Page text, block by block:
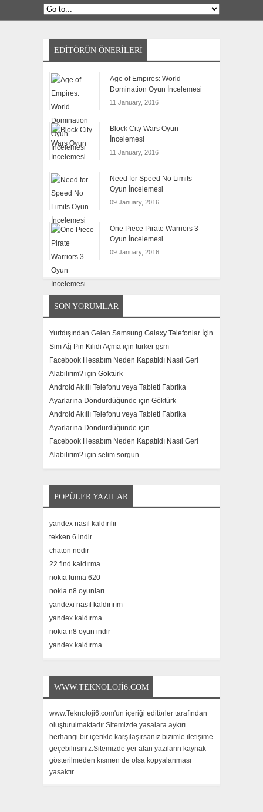
EDITÖRÜN ÖNERILERI
Age of Empires: World
Domination Oyun İncelemesi
11 January, 2016
Block City Wars Oyun
İncelemesi
11 January, 2016
Need for Speed No Limits
Oyun İncelemesi
09 January, 2016
One Piece Pirate Warriors 3
Oyun İncelemesi
09 January, 2016
SON YORUMLAR
Yurtdışından Gelen Samsung Galaxy Telefonlar İçin
Sim Ağ Pin Kilidi Açma için turker gsm
Facebook Hesabım Neden Kapatıldı Nasıl Geri
Alabilirim? için Göktürk
Android Akıllı Telefonu veya Tableti Fabrika
Ayarlarına Döndürdüğünde için Göktürk
Android Akıllı Telefonu veya Tableti Fabrika
Ayarlarına Döndürdüğünde için ......
Facebook Hesabım Neden Kapatıldı Nasıl Geri
Alabilirim? için selim sorgun
POPÜLER YAZILAR
yandex nasıl kaldırılır
tekken 6 indir
chaton nedir
22 find kaldırma
nokıa lumıa 620
nokia n8 oyunları
yandexi nasıl kaldırırım
yandex kaldırma
nokia n8 oyun indir
yandex kaldırma
WWW.TEKNOLOJI6.COM
www.Teknoloji6.com'un içeriği editörler tarafından
oluşturulmaktadır.Sitemizde yasalara aykırı
herhangi bir içerikle karşılaşırsanız bizimle iletişime
geçebilirsiniz.Sitemizde yer alan yazıların kaynak
gösterilmeden kısmen de olsa kopyalanması
yasaktır.